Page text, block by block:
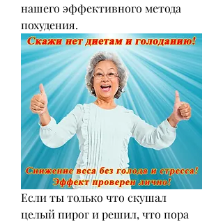
нашего эффективного метода
похудения.
Если ты только что скушал
целый пирог и решил, что пора